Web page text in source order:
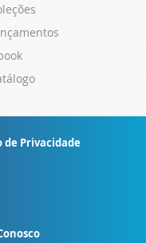
de Privacidade